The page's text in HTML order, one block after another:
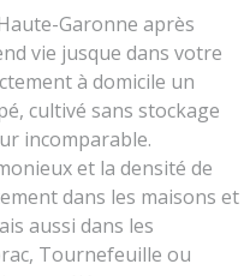
Garonne après
vie jusque dans votre
à domicile un
cultivé sans stockage
incomparable.
et la densité de
dans les maisons et
aussi dans les
Tournefeuille ou